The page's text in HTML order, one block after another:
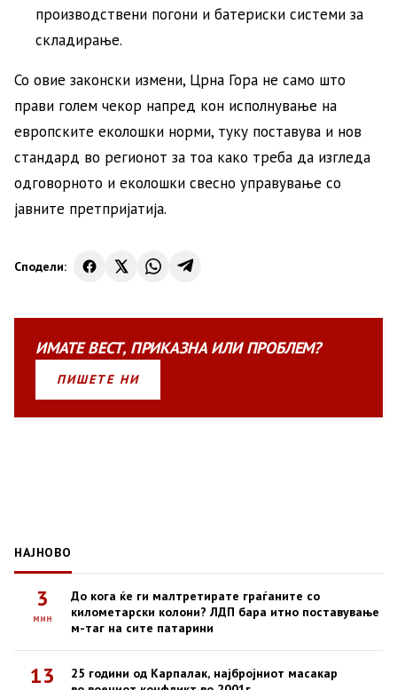
производствени погони и батериски системи за
складирање.
Со овие законски измени, Црна Гора не само што
прави голем чекор напред кон исполнување на
европските еколошки норми, туку поставува и нов
стандард во регионот за тоа како треба да изгледа
одговорното и еколошки свесно управување со
јавните претпријатија.
Сподели:
ИМАТЕВЕСТ, ПРИКАЗНАИЛИПРОБЛЕМ?
ПИШЕТЕ НИ
НАЈНОВО
3
мин
До кога ќе ги малтретирате граѓаните со
километарски колони? ЛДП бара итно поставување
м-таг на сите патарини
13
25 години од Карпалак, најбројниот масакар